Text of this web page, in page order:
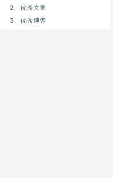
2，优秀文章
3，优秀博客